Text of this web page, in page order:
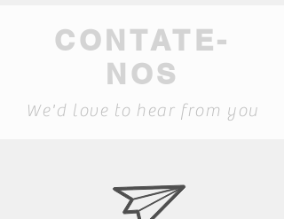
CONTATE-
NOS
We'd love to hear from you